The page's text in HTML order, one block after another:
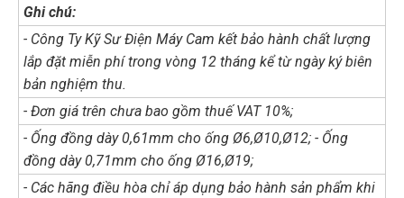
Ghi chú:
- Công Ty Kỹ Sư Điện Máy Cam kết bảo hành chất lượng
lắp đặt miễn phí trong vòng 12 tháng kể từ ngày ký biên
bản nghiệm thu.
- Đơn giá trên chưa bao gồm thuế VAT 10%;
- Ống đồng dày 0,61mm cho ống Ø6,Ø10,Ø12; - Ống
đồng dày 0,71mm cho ống Ø16,Ø19;
- Các hãng điều hòa chỉ áp dụng bảo hành sản phẩm khi